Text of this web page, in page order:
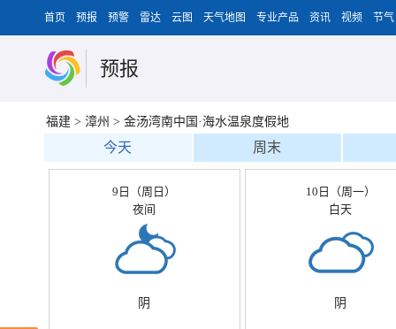
首页 预报 预警 雷达 云图 天气地图 专业产品 资讯 视频 节气
预报
福建 > 漳州 > 金汤湾南中国·海水温泉度假地
今天 周末
9日（周日）
夜间
阴
10日（周一）
白天
阴